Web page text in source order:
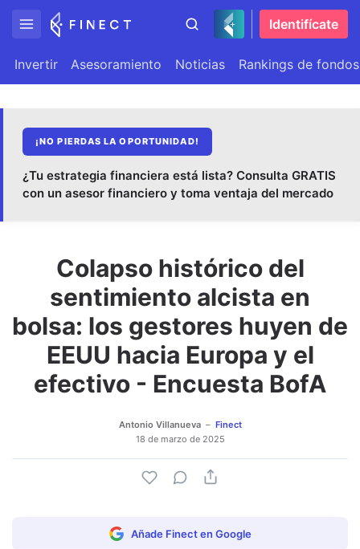
Identifícate
Invertir Asesoramiento Noticias Rankings de fondos
¡NO PIERDAS LA OPORTUNIDAD!
¿Tu estrategia financiera está lista? Consulta GRATIS
con un asesor financiero y toma ventaja del mercado
Colapso histórico del
sentimiento alcista en
bolsa: los gestores huyen de
EEUU hacia Europa y el
efectivo - Encuesta BofA
Antonio Villanueva
Finect
18 de marzo de 2025
Añade Finect en Google